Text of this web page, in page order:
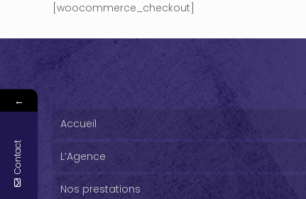
[woocommerce_checkout]
Accueil
L’Agence
Nos prestations
←
Contact